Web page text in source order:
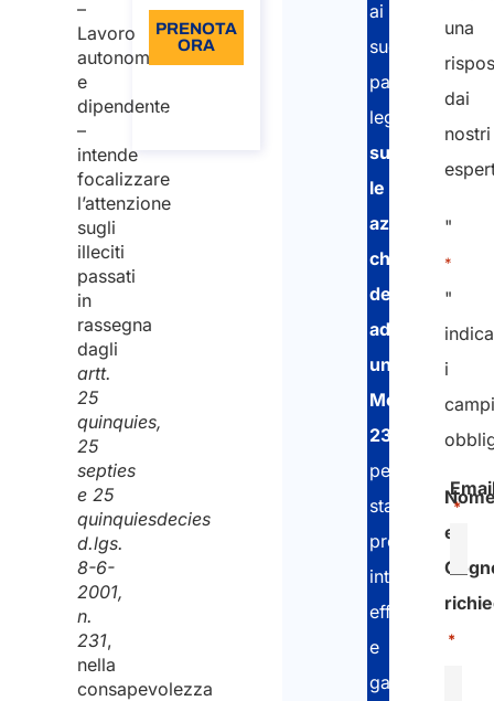
–
Lavoro
autonomo
e
dipendente
–
intende
focalizzare
l’attenzione
sugli
illeciti
passati
in
rassegna
dagli
artt.
25
quinquies,
25
septies
e 25
quinquiesdecies
d.lgs.
8-6-
2001,
n.
231,
nella
consapevolezza
PRENOTA
ORA
sulla
chiamata
ai
suoi
partner
legali,
supporta
le
aziende
che
desiderano
adottare
un
Modello
231
per
stabilire
processi
interni
efficaci
e
garantire
una
dai
nostri
"
*
"
indica
i
campi
e
*
*